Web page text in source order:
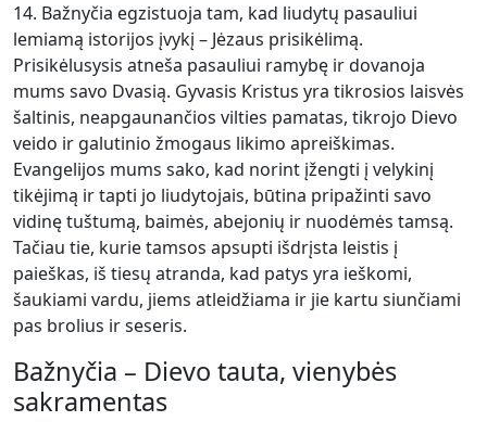
14. Bažnyčia egzistuoja tam, kad liudytų pasauliui
lemiamą istorijos įvykį – Jėzaus prisikėlimą.
Prisikėlusysis atneša pasauliui ramybę ir dovanoja
mums savo Dvasią. Gyvasis Kristus yra tikrosios laisvės
šaltinis, neapgaunančios vilties pamatas, tikrojo Dievo
veido ir galutinio žmogaus likimo apreiškimas.
Evangelijos mums sako, kad norint įžengti į velykinį
tikėjimą ir tapti jo liudytojais, būtina pripažinti savo
vidinę tuštumą, baimės, abejonių ir nuodėmės tamsą.
Tačiau tie, kurie tamsos apsupti išdrįsta leistis į
paieškas, iš tiesų atranda, kad patys yra ieškomi,
šaukiami vardu, jiems atleidžiama ir jie kartu siunčiami
pas brolius ir seseris.
Bažnyčia – Dievo tauta, vienybės
sakramentas